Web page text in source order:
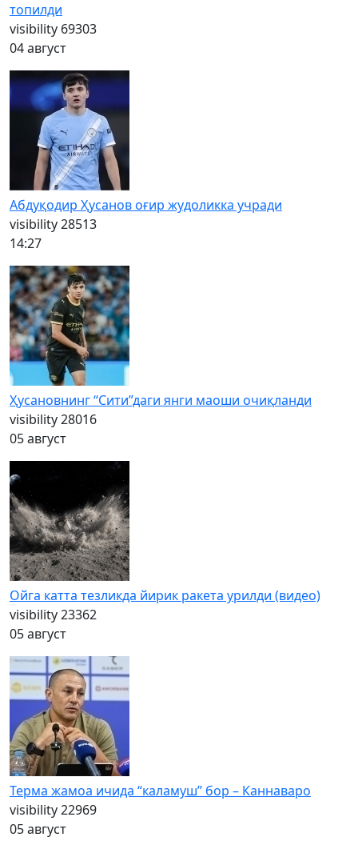
топилди
visibility 69303
04 август
Абдуқодир Ҳусанов оғир жудоликка учради
visibility28513
14:27
Ҳусановнинг “Сити”даги янги маоши очиқланди
visibility28016
05 август
Ойга катта тезликда йирик ракета урилди (видео)
visibility23362
05 август
Терма жамоа ичида “каламуш” бор – Каннаваро
visibility22969
05 август